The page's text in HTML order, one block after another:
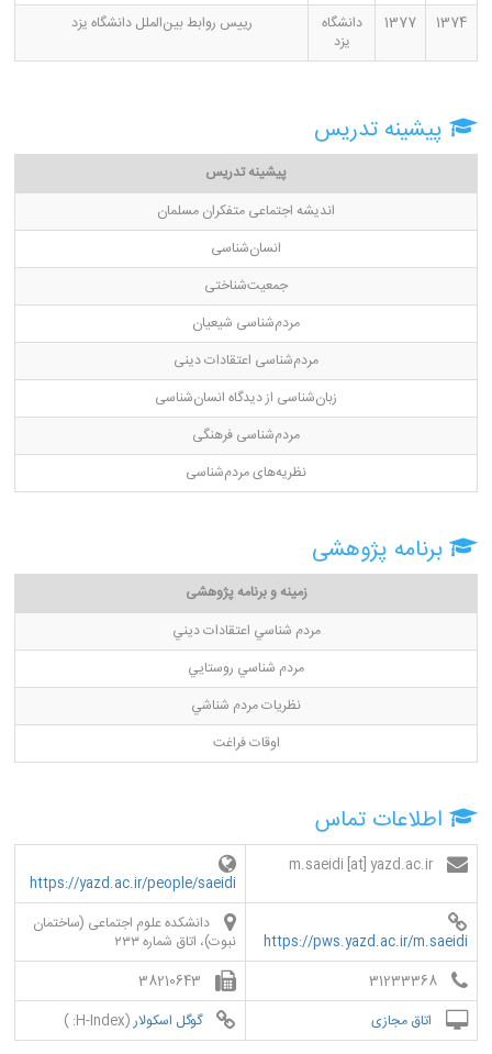
1374
1377
دانشگاه
یزد
رییس روابط بین‌الملل دانشگاه یزد
پیشینه تدریس
پیشینه تدریس
اندیشه اجتماعی متفکران مسلمان
انسان‌شناسی
جمعیت‌شناختی
مردم‌شناسی شیعیان
مردم‌شناسی اعتقادات دینی
زبان‌شناسی از دیدگاه انسان‌شناسی
مردم‌شناسی فرهنگی
نظریه‌های مردم‌شناسی
برنامه پژوهشی
زمینه و برنامه پژوهشی
مردم شناسي اعتقادات ديني
مردم شناسي روستايي
نظريات مردم شناشي
اوقات فراغت
اطلاعات تماس
https://yazd.ac.ir/people/saeidi
https://pws.yazd.ac.ir/m.saeidi
دانشکده علوم اجتماعی (ساختمان
نبوت)، اتاق شماره ۲۳۳
31233368
38210643
اتاق مجازی
گوگل اسکولار(H-Index: )